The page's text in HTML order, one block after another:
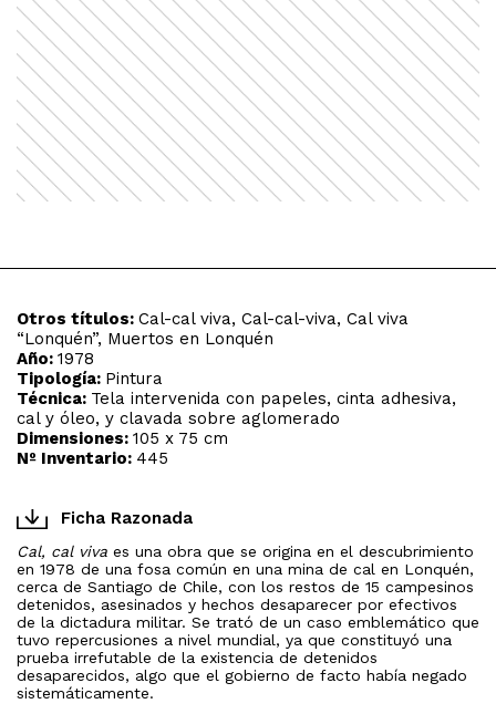
Otros títulos: Cal-cal viva, Cal-cal-viva, Cal viva
“Lonquén”, Muertos en Lonquén
Año: 1978
Tipología: Pintura
Técnica: Tela intervenida con papeles, cinta adhesiva,
cal y óleo, y clavada sobre aglomerado
Dimensiones: 105 x 75 cm
Nº Inventario: 445
Ficha Razonada
Cal, cal viva es una obra que se origina en el descubrimiento
en 1978 de una fosa común en una mina de cal en Lonquén,
cerca de Santiago de Chile, con los restos de 15 campesinos
detenidos, asesinados y hechos desaparecer por efectivos
de la dictadura militar. Se trató de un caso emblemático que
tuvo repercusiones a nivel mundial, ya que constituyó una
prueba irrefutable de la existencia de detenidos
desaparecidos, algo que el gobierno de facto había negado
sistemáticamente.